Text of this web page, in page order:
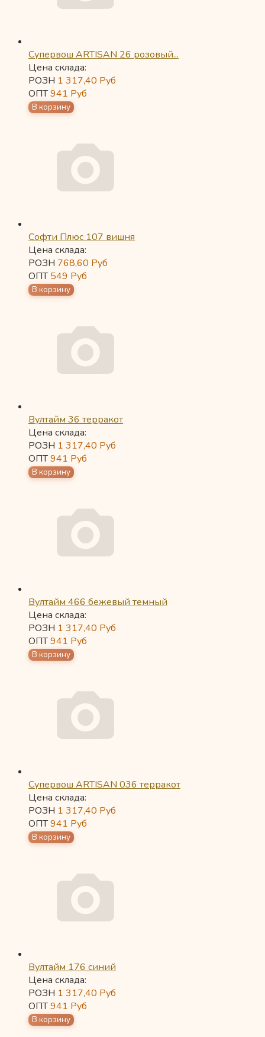
Супервош ARTISAN 26 розовый...
Цена склада:
РОЗН 1 317,40 Руб
ОПТ941 Руб
Софти Плюс 107 вишня
Цена склада:
РОЗН 768,60 Руб
ОПТ549 Руб
Вултайм 36 терракот
Цена склада:
РОЗН 1 317,40 Руб
ОПТ941 Руб
Вултайм 466 бежевый темный
Цена склада:
РОЗН 1 317,40 Руб
ОПТ941 Руб
Супервош ARTISAN 036 терракот
Цена склада:
РОЗН 1 317,40 Руб
ОПТ941 Руб
Вултайм 176 синий
Цена склада:
РОЗН 1 317,40 Руб
ОПТ941 Руб